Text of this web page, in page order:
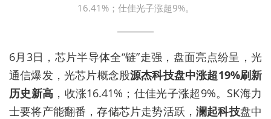
16.41%；仕佳光子涨超9%。
6月3日，芯片半导体全“链”走强，盘面亮点纷呈，光
通信爆发，光芯片概念股源杰科技盘中涨超19%刷新
历史新高 ，收涨16.41%；仕佳光子涨超9%。SK海力
士要将产能翻番，存储芯片走势活跃，澜起科技盘中